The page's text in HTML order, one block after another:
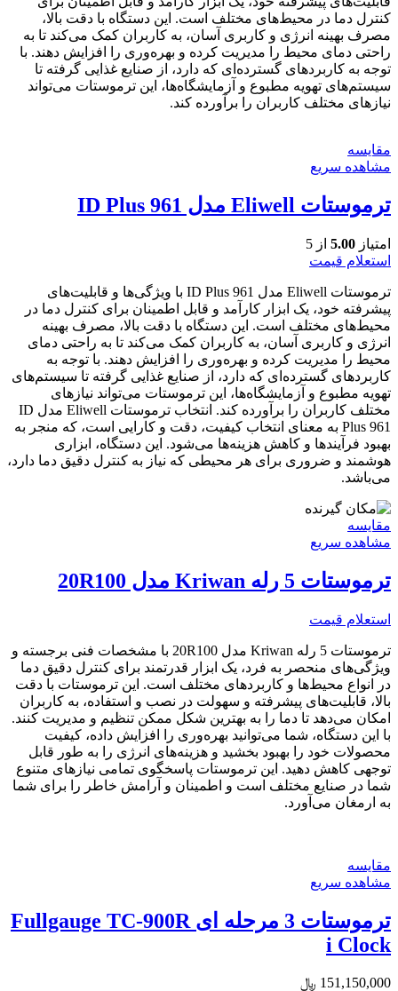
کنترل دما در محیط‌های مختلف است. این دستگاه با دقت بالا،
مصرف بهینه انرژی و کاربری آسان، به کاربران کمک می‌کند تا به
راحتی دمای محیط را مدیریت کرده و بهره‌وری را افزایش دهند. با
توجه به کاربردهای گسترده‌ای که دارد، از صنایع غذایی گرفته تا
سیستم‌های تهویه مطبوع و آزمایشگاه‌ها، این ترموستات می‌تواند
نیازهای مختلف کاربران را برآورده کند.
مقایسه
مشاهده سریع
ترموستات Eliwell مدل ID Plus 961
امتیاز 5.00 از 5
استعلام قیمت
ترموستات Eliwell مدل ID Plus 961 با ویژگی‌ها و قابلیت‌های
پیشرفته خود، یک ابزار کارآمد و قابل اطمینان برای کنترل دما در
محیط‌های مختلف است. این دستگاه با دقت بالا، مصرف بهینه
انرژی و کاربری آسان، به کاربران کمک می‌کند تا به راحتی دمای
محیط را مدیریت کرده و بهره‌وری را افزایش دهند. با توجه به
کاربردهای گسترده‌ای که دارد، از صنایع غذایی گرفته تا سیستم‌های
تهویه مطبوع و آزمایشگاه‌ها، این ترموستات می‌تواند نیازهای
مختلف کاربران را برآورده کند. انتخاب ترموستات Eliwell مدل ID
Plus 961 به معنای انتخاب کیفیت، دقت و کارایی است، که منجر به
بهبود فرآیندها و کاهش هزینه‌ها می‌شود. این دستگاه، ابزاری
هوشمند و ضروری برای هر محیطی که نیاز به کنترل دقیق دما دارد،
می‌باشد.
مقایسه
مشاهده سریع
ترموستات 5 رله Kriwan مدل 20R100
استعلام قیمت
ترموستات 5 رله Kriwan مدل 20R100 با مشخصات فنی برجسته و
ویژگی‌های منحصر به فرد، یک ابزار قدرتمند برای کنترل دقیق دما
در انواع محیط‌ها و کاربردهای مختلف است. این ترموستات با دقت
بالا، قابلیت‌های پیشرفته و سهولت در نصب و استفاده، به کاربران
امکان می‌دهد تا دما را به بهترین شکل ممکن تنظیم و مدیریت کنند.
با این دستگاه، شما می‌توانید بهره‌وری را افزایش داده، کیفیت
محصولات خود را بهبود بخشید و هزینه‌های انرژی را به طور قابل
توجهی کاهش دهید. این ترموستات پاسخگوی تمامی نیازهای متنوع
شما در صنایع مختلف است و اطمینان و آرامش خاطر را برای شما
به ارمغان می‌آورد.
مقایسه
مشاهده سریع
ترموستات 3 مرحله ای Fullgauge TC-900R
i Clock
151,150,000 ﷼